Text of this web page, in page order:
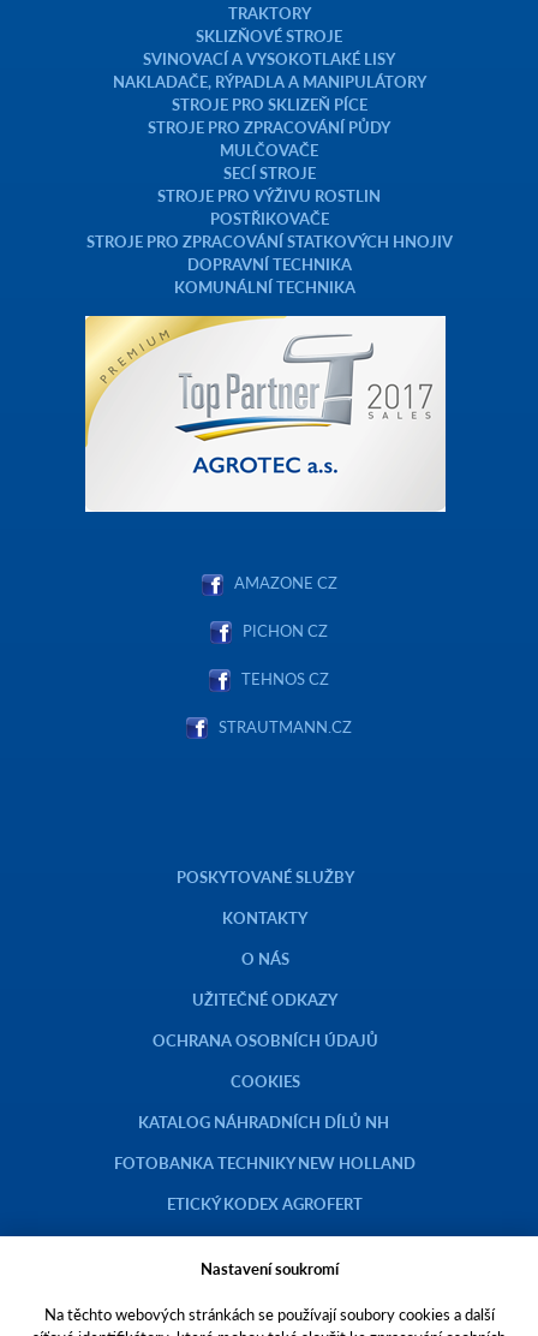
TRAKTORY
SKLIZŇOVÉ STROJE
SVINOVACÍ A VYSOKOTLAKÉ LISY
NAKLADAČE, RÝPADLA A MANIPULÁTORY
STROJE PRO SKLIZEŇ PÍCE
STROJE PRO ZPRACOVÁNÍ PŮDY
MULČOVAČE
SECÍ STROJE
STROJE PRO VÝŽIVU ROSTLIN
POSTŘIKOVAČE
STROJE PRO ZPRACOVÁNÍ STATKOVÝCH HNOJIV
DOPRAVNÍ TECHNIKA
KOMUNÁLNÍ TECHNIKA
AMAZONE CZ
PICHON CZ
TEHNOS CZ
STRAUTMANN.CZ
POSKYTOVANÉ SLUŽBY
KONTAKTY
O NÁS
UŽITEČNÉ ODKAZY
OCHRANA OSOBNÍCH ÚDAJŮ
COOKIES
KATALOG NÁHRADNÍCH DÍLŮ NH
FOTOBANKA TECHNIKY NEW HOLLAND
ETICKÝ KODEX AGROFERT
Copyright © 2023 AGROTEC a.s.
Nastavení soukromí
Na těchto webových stránkách se používají soubory cookies a další